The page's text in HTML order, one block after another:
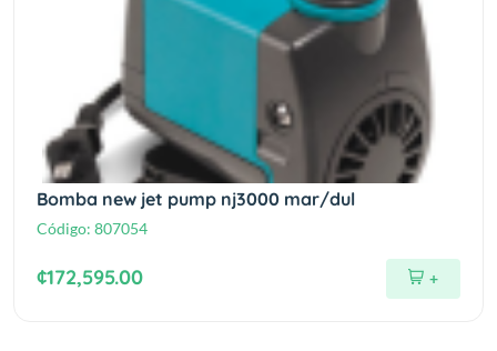
Bomba new jet pump nj3000 mar/dul
Código: 807054
¢172,595.00 +